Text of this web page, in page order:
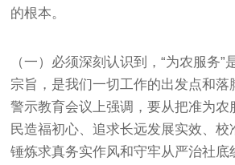
的根本。
（一）必须深刻认识到，“为农服务”
宗旨，是我们一切工作的出发点和落
警示教育会议上强调，要从把准为农
民造福初心、追求长远发展实效、校
锤炼求真务实作风和守牢从严治社底